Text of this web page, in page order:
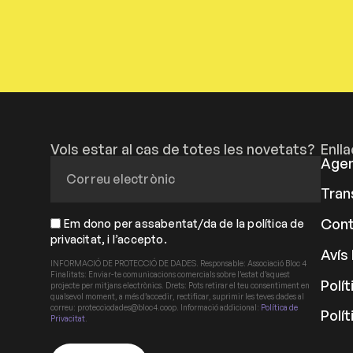
Vols estar al cas de totes les novetats?
Em dono per assabentat/da de la política de
privacitat, i l’accepto.
INFORMACIÓ DE PROTECCIÓ DE DADES. Responsable: Associació Bloc 4
Finalitats: Enviar-te comunicacions comercials sobre l’estat d’aquest
projecte per mitjans electrònics. Drets: Pots retirar el teu consentiment en
qualsevol moment, a més d’accedir, rectificar, suprimir les teves dades al
correu: protecciodades@bloc4.coop. Informació addicional: Política de
Privacitat
Avís